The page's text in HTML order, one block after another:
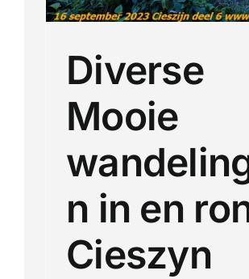
Recente
Diverse
Mooie
n in en
Cieszyn